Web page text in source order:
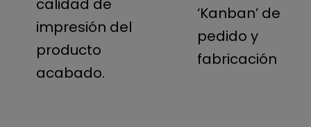
calidad de
impresión del
producto
acabado.
‘Kanban’ de
pedido y
fabricación